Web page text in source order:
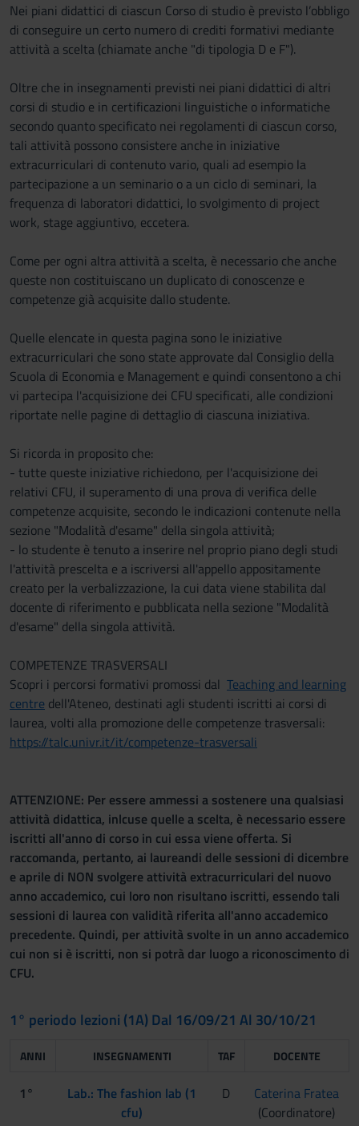
Nei piani didattici di ciascun Corso di studio è previsto l’obbligo
di conseguire un certo numero di crediti formativi mediante
attività a scelta (chiamate anche "di tipologia D e F").
Oltre che in insegnamenti previsti nei piani didattici di altri
corsi di studio e in certificazioni linguistiche o informatiche
secondo quanto specificato nei regolamenti di ciascun corso,
tali attività possono consistere anche in iniziative
extracurriculari di contenuto vario, quali ad esempio la
partecipazione a un seminario o a un ciclo di seminari, la
frequenza di laboratori didattici, lo svolgimento di project
work, stage aggiuntivo, eccetera.
Come per ogni altra attività a scelta, è necessario che anche
queste non costituiscano un duplicato di conoscenze e
competenze già acquisite dallo studente.
Quelle elencate in questa pagina sono le iniziative
extracurriculari che sono state approvate dal Consiglio della
Scuola di Economia e Management e quindi consentono a chi
vi partecipa l'acquisizione dei CFU specificati, alle condizioni
riportate nelle pagine di dettaglio di ciascuna iniziativa.
Si ricorda in proposito che:
- tutte queste iniziative richiedono, per l'acquisizione dei
relativi CFU, il superamento di una prova di verifica delle
competenze acquisite, secondo le indicazioni contenute nella
sezione "Modalità d'esame" della singola attività;
- lo studente è tenuto a inserire nel proprio piano degli studi
l'attività prescelta e a iscriversi all'appello appositamente
creato per la verbalizzazione, la cui data viene stabilita dal
docente di riferimento e pubblicata nella sezione "Modalità
d'esame" della singola attività.
COMPETENZE TRASVERSALI
Scopri i percorsi formativi promossi dal Teaching and learning
centre dell'Ateneo, destinati agli studenti iscritti ai corsi di
laurea, volti alla promozione delle competenze trasversali:
https://talc.univr.it/it/competenze-trasversali
ATTENZIONE: Per essere ammessi a sostenere una qualsiasi
attività didattica, inlcuse quelle a scelta, è necessario essere
iscritti all'anno di corso in cui essa viene offerta. Si
raccomanda, pertanto, ai laureandi delle sessioni di dicembre
e aprile di NON svolgere attività extracurriculari del nuovo
anno accademico, cui loro non risultano iscritti, essendo tali
sessioni di laurea con validità riferita all'anno accademico
precedente. Quindi, per attività svolte in un anno accademico
cui non si è iscritti, non si potrà dar luogo a riconoscimento di
CFU.
1° periodo lezioni (1A) Dal 16/09/21 Al 30/10/21
ANNI INSEGNAMENTI TAF DOCENTE
1°
Lab.: The fashion lab (1
cfu)
D
Caterina Fratea
(Coordinatore)